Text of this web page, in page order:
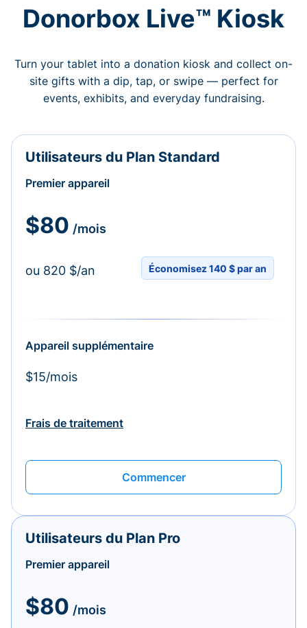
Donorbox Live™ Kiosk
Turn your tablet into a donation kiosk and collect on-
site gifts with a dip, tap, or swipe — perfect for
events, exhibits, and everyday fundraising.
Utilisateurs du Plan Standard
Premier appareil
$80 /mois
ou 820 $/an Économisez 140 $ par an
Appareil supplémentaire
$15/mois
Frais de traitement
Commencer
Utilisateurs du Plan Pro
Premier appareil
$80 /mois